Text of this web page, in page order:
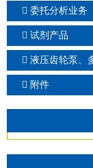
委托分析业务
试剂产品
液压齿轮泵、
附件